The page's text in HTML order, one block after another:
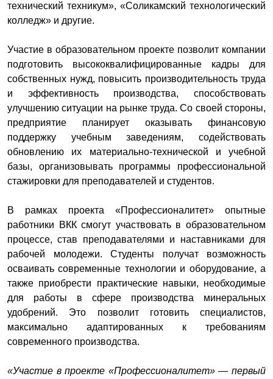
технический техникум», «Соликамский технологический
колледж» и другие.
Участие в образовательном проекте позволит компании
подготовить высококвалифицированные кадры для
собственных нужд, повысить производительность труда
и эффективность производства, способствовать
улучшению ситуации на рынке труда. Со своей стороны,
предприятие планирует оказывать финансовую
поддержку учебным заведениям, содействовать
обновлению их материально-технической и учебной
базы, организовывать программы профессиональной
стажировки для преподавателей и студентов.
В рамках проекта «Профессионалитет» опытные
работники ВКК смогут участвовать в образовательном
процессе, став преподавателями и наставниками для
рабочей молодежи. Студенты получат возможность
осваивать современные технологии и оборудование, а
также приобрести практические навыки, необходимые
для работы в сфере производства минеральных
удобрений. Это позволит готовить специалистов,
максимально адаптированных к требованиям
современного производства.
«Участие в проекте «Профессионалитет» — первый